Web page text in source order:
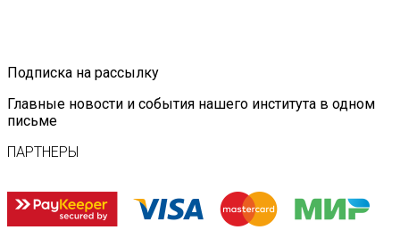
Подписка на рассылку
Главные новости и события нашего института в одном
письме
ПАРТНЕРЫ